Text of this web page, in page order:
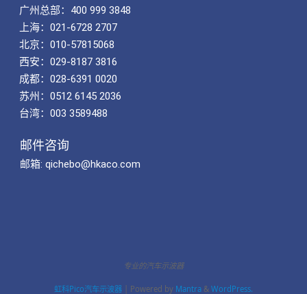
广州总部：400 999 3848
上海：021-6728 2707
北京：010-57815068
西安：029-8187 3816
成都：028-6391 0020
苏州：0512 6145 2036
台湾：003 3589488
邮件咨询
邮箱: qichebo@hkaco.com
专业的汽车示波器
虹科Pico汽车示波器 | Powered by Mantra & WordPress.